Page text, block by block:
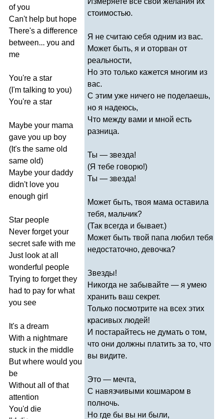
of you
Can't help but hope
There's a difference
between... you and
me
You're a star
( I'm talking to you)
You're a star
Maybe your mama
gave you up boy
( It's the same old
same old)
Maybe your daddy
didn't love you
enough girl
Star people
Never forget your
secret safe with me
Just look at all
wonderful people
Trying to forget they
had to pay for what
you see
It's a dream
With a nightmare
stuck in the middle
But where would you
be
Without all of that
attention
You'd die
стоимостью.
Я не считаю себя одним из вас.
Может быть, я и оторван от
реальности,
Но это только кажется многим из
вас.
С этим уже ничего не поделаешь,
но я надеюсь,
Что между вами и мной есть
разница.
Ты — звезда!
(Я тебе говорю!)
Ты — звезда!
Может быть, твоя мама оставила
тебя, мальчик?
(Так всегда и бывает.)
Может быть твой папа любил тебя
недостаточно, девочка?
Звезды!
Никогда не забывайте — я умею
хранить ваш секрет.
Только посмотрите на всех этих
красивых людей!
И постарайтесь не думать о том,
что они должны платить за то, что
вы видите.
Это — мечта,
С навязчивыми кошмаром в
полночь.
Но где бы вы ни были,